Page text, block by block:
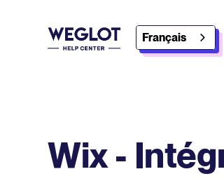
Français
Wix -